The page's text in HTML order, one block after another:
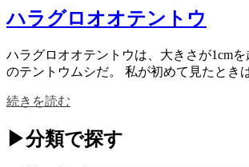
ハラグロオオテントウ
ハラグロオオテントウは、大きさが1cm
のテントウムシだ。 私が初めて見たとき
続きを読む
▶分類で探す